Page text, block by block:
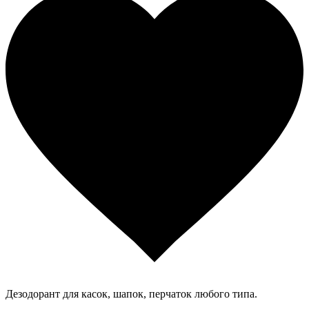
Дезодорант для касок, шапок, перчаток любого типа.